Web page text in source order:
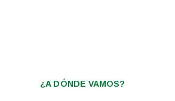
¿A DÓNDE VAMOS?